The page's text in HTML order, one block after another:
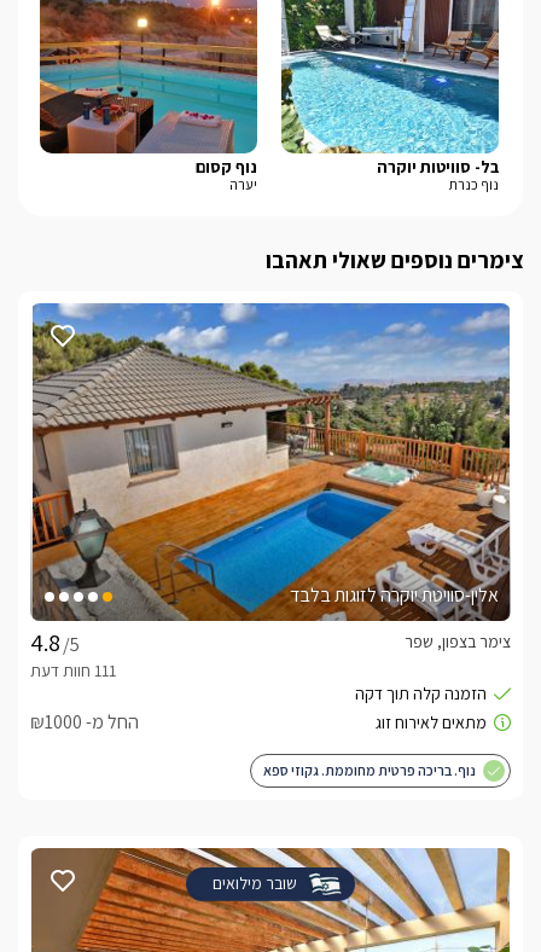
בל- סוויטות יוקרה
נוף כנרת
נוף קסום
יערה
צימרים נוספים שאולי תאהבו
אלין-סוויטת יוקרה לזוגות בלבד
/5
צימר בצפון, שפר
החל מ- ₪1000
נוף. בריכה פרטית מחוממת. גקוזי ספא
שובר מילואים